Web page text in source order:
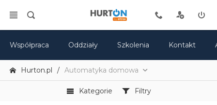
Współpraca Oddziały Szkolenia Kontakt
Hurton.pl Automatyka domowa
Kategorie Filtry